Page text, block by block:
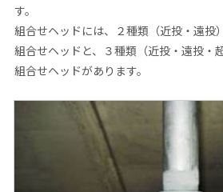
す。
組合せヘッドには、２種類（近投・遠投
組合せヘッドと、３種類（近投・遠投・
組合せヘッドがあります。